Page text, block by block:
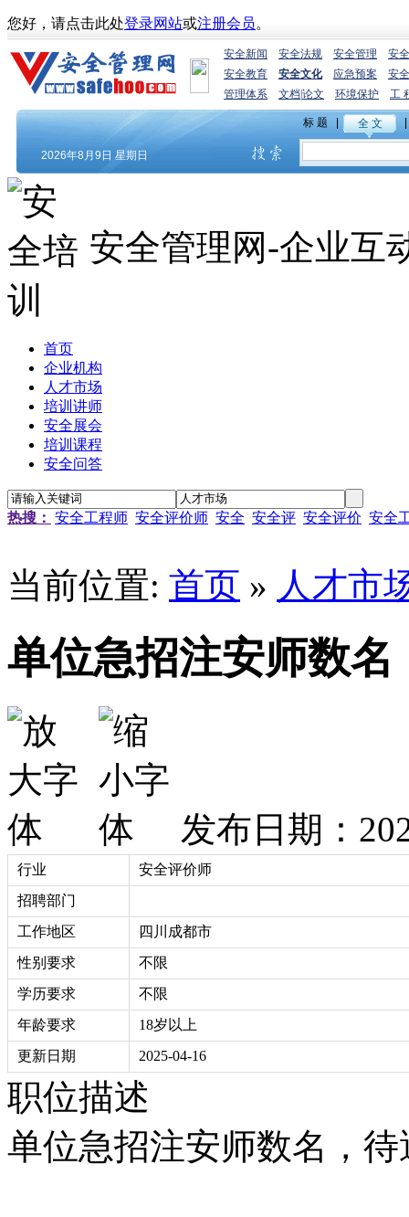
您好，请点击此处登录网站或注册会员。
安全新闻 安全法规 安全管理
安
安全教育
安全文化 应急预案
安
管理体系
文档论文 环境保护 工
安全管理网-企业互
首页
企业机构
人才市场
培训讲师
安全展会
培训课程
安全问答
热搜： 安全工程师 安全评价师 安全 安全评 安全评价 安全
当前位置: 首页 » 人才市
单位急招注安师数名
发布日期：
行业
安全评价师
招聘部门
工作地区
四川成都市
性别要求
不限
学历要求
不限
年龄要求
18岁以上
更新日期
2025-04-16
职位描述
单位急招注安师数名，